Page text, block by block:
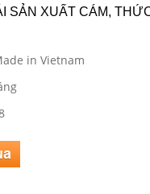
SẢN XUẤT CÁM,
in Vietnam